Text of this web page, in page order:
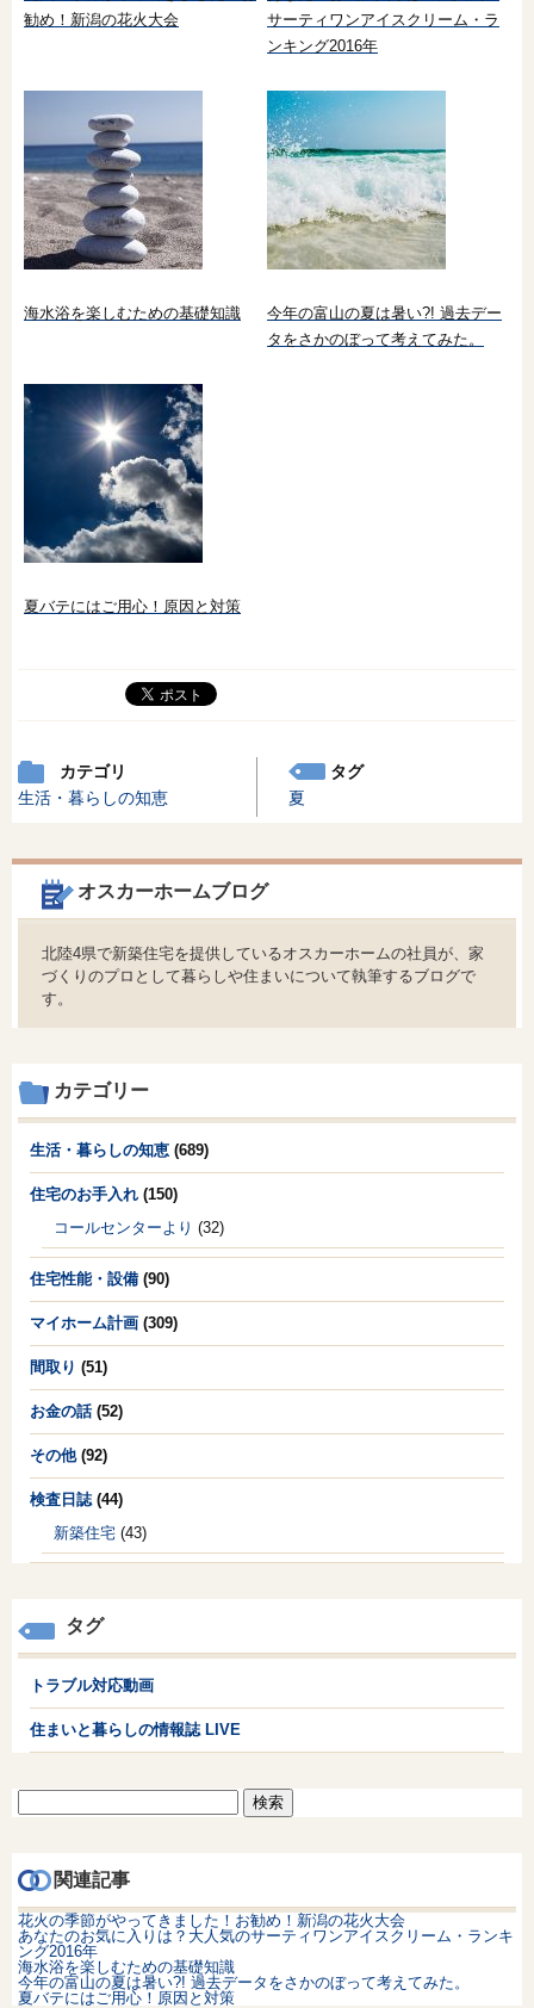
勧め！新潟の花火大会
サーティワンアイスクリーム・ラ
ンキング2016年
海水浴を楽しむための基礎知識
今年の富山の夏は暑い?! 過去デー
タをさかのぼって考えてみた。
夏バテにはご用心！原因と対策
カテゴリ
生活・暮らしの知恵
タグ
夏
オスカーホームブログ
北陸4県で新築住宅を提供しているオスカーホームの社員が、家
づくりのプロとして暮らしや住まいについて執筆するブログで
す。
カテゴリー
生活・暮らしの知恵 (689)
住宅のお手入れ (150)
コールセンターより (32)
住宅性能・設備 (90)
マイホーム計画 (309)
間取り (51)
お金の話(52)
その他(92)
検査日誌 (44)
新築住宅 (43)
タグ
トラブル対応動画
住まいと暮らしの情報誌 LIVE
索:
関連記事
花火の季節がやってきました！お勧め！新潟の花火大会
あなたのお気に入りは？大人気のサーティワンアイスクリーム・ランキ
ング2016年
海水浴を楽しむための基礎知識
今年の富山の夏は暑い?! 過去データをさかのぼって考えてみた。
夏バテにはご用心！原因と対策